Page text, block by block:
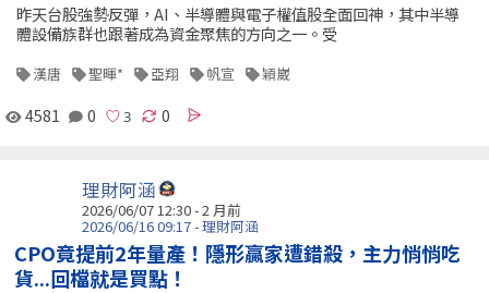
昨天台股強勢反彈，AI、半導體與電子權值股全面回神，其中半導
體設備族群也跟著成為資金聚焦的方向之一。受
漢唐 聖暉* 亞翔 帆宣 穎崴
4581 0 0
理財阿涵
2026/06/07 12:30 - 2 月前
2026/06/16 09:17 - 理財阿涵
CPO竟提前2年量產！隱形贏家遭錯殺，主力悄悄吃
貨...回檔就是買點！